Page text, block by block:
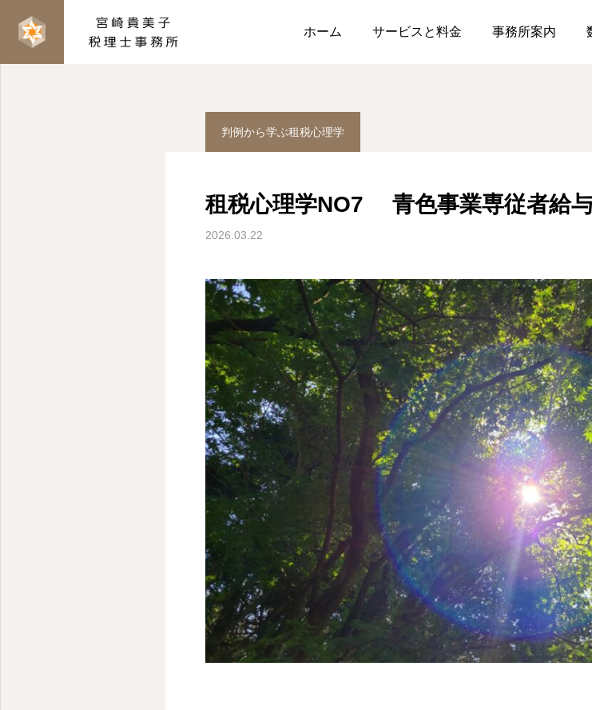
ホーム サービスと料金 事務所案内
判例から学ぶ租税心理学 租税心理学NO7
判例から学ぶ租税心理学
租税心理学NO7 青色事業専従者給
2026.03.22